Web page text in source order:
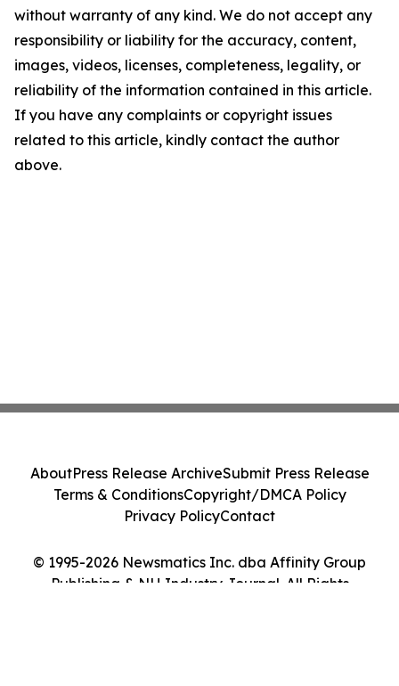
without warranty of any kind. We do not accept any
responsibility or liability for the accuracy, content,
images, videos, licenses, completeness, legality, or
reliability of the information contained in this article.
If you have any complaints or copyright issues
related to this article, kindly contact the author
above.
© 1995-2026 Newsmatics Inc. dba Affinity Group
Publishing & NH Industry Journal. All Rights
AboutPress Release ArchiveSubmit Press Release
Terms & ConditionsCopyright/DMCA Policy
Privacy PolicyContact